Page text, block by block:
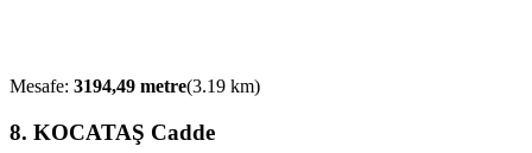
Mesafe: 3194,49 metre(3.19 km)
8. KOCATAŞ Cadde